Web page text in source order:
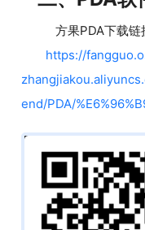
方果PDA下载链
https://
end/PDA/